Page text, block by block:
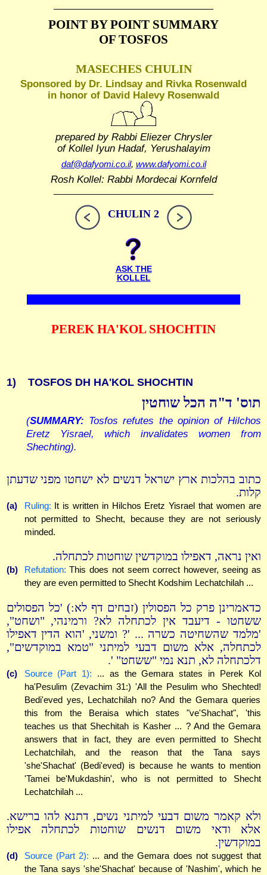
POINT BY POINT SUMMARY
OF TOSFOS
MASECHES CHULIN
Sponsored by Dr. Lindsay and Rivka Rosenwald
in honor of David Halevy Rosenwald
prepared by Rabbi Eliezer Chrysler
of Kollel Iyun Hadaf, Yerushalayim
daf@dafyomi.co.il, www.dafyomi.co.il
Rosh Kollel: Rabbi Mordecai Kornfeld
CHULIN 2
ASK THE
KOLLEL
PEREK HA'KOL SHOCHTIN
1) TOSFOS DH HA'KOL SHOCHTIN
תוס' ד"ה הכל שוחטין
(SUMMARY: Tosfos refutes the opinion of Hilchos
Eretz Yisrael, which invalidates women from
Shechting).
כתוב בהלכות ארץ ישראל דנשים לא ישחטו מפני שדעתן
קלות.
(a) Ruling: It is written in Hilchos Eretz Yisrael that women are
not permitted to Shecht, because they are not seriously
minded.
ואין נראה, דאפילו במוקדשין שוחטות לכתחלה.
(b) Refutation: This does not seem correct however, seeing as
they are even permitted to Shecht Kodshim Lechatchilah ...
כדאמרינן פרק כל הפסולין (זבחים דף לא:) 'כל הפסולים
ששחטו - דיעבד אין לכתחלה לא? ורמינהי, "ושחט",
'מלמד שהשחיטה כשרה ... '? ומשני, 'הוא הדין דאפילו
לכתחלה, אלא משום דבעי למיתני "טמא במוקדשים",
דלכתחלה לא, תנא נמי "ששחט" '.
(c) Source (Part 1): ... as the Gemara states in Perek Kol
ha'Pesulim (Zevachim 31:) 'All the Pesulim who Shechted!
Bedi'eved yes, Lechatchilah no? And the Gemara queries
this from the Beraisa which states "ve'Shachat", 'this
teaches us that Shechitah is Kasher ... ? And the Gemara
answers that in fact, they are even permitted to Shecht
Lechatchilah, and the reason that the Tana says
'she'Shachat' (Bedi'eved) is because he wants to mention
'Tamei be'Mukdashin', who is not permitted to Shecht
Lechatchilah ...
ולא קאמר משום דבעי למיתני נשים, דתנא להו ברישא.
אלא ודאי משום דנשים שוחטות לכתחלה אפילו
במוקדשין.
(d) Source (Part 2): ... and the Gemara does not suggest that
the Tana says 'she'Shachat' because of 'Nashim', which he